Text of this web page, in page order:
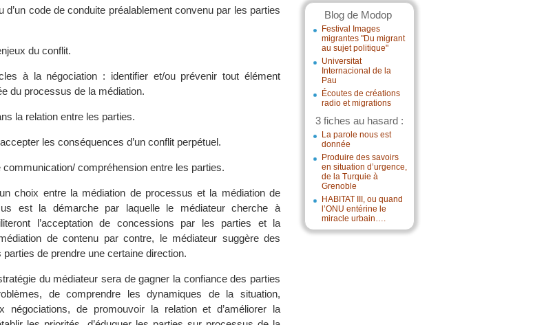
Blog de Modop
Festival Images
migrantes "Du migrant
au sujet politique"
Universitat
Internacional de la
Pau
Écoutes de créations
radio et migrations
3 fiches au hasard :
La parole nous est
donnée
Produire des savoirs
en situation d’urgence,
de la Turquie à
Grenoble
HABITAT III, ou quand
l’ONU entérine le
miracle urbain….
d’un code de conduite préalablement convenu par les parties
du conflit.
à la négociation : identifier et/ou prévenir tout élément
du processus de la médiation.
la relation entre les parties.
les conséquences d’un conflit perpétuel.
communication/ compréhension entre les parties.
choix entre la médiation de processus et la médiation de
est la démarche par laquelle le médiateur cherche à
l’acceptation de concessions par les parties et la
de contenu par contre, le médiateur suggère des
de prendre une certaine direction.
du médiateur sera de gagner la confiance des parties
de comprendre les dynamiques de la situation,
négociations, de promouvoir la relation et d’améliorer la